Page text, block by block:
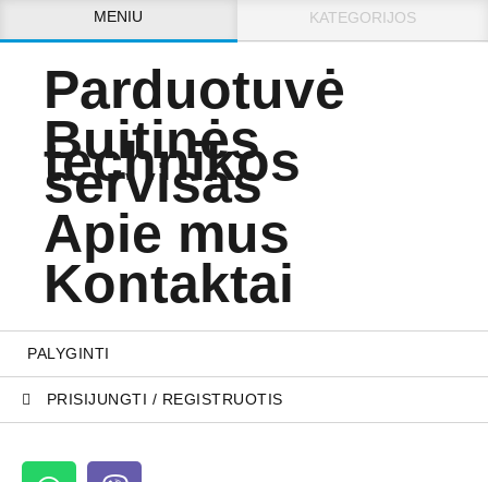
MENIU KATEGORIJOS
Parduotuvė
Buitinės
technikos
servisas
Apie mus
Kontaktai
PALYGINTI
PRISIJUNGTI / REGISTRUOTIS